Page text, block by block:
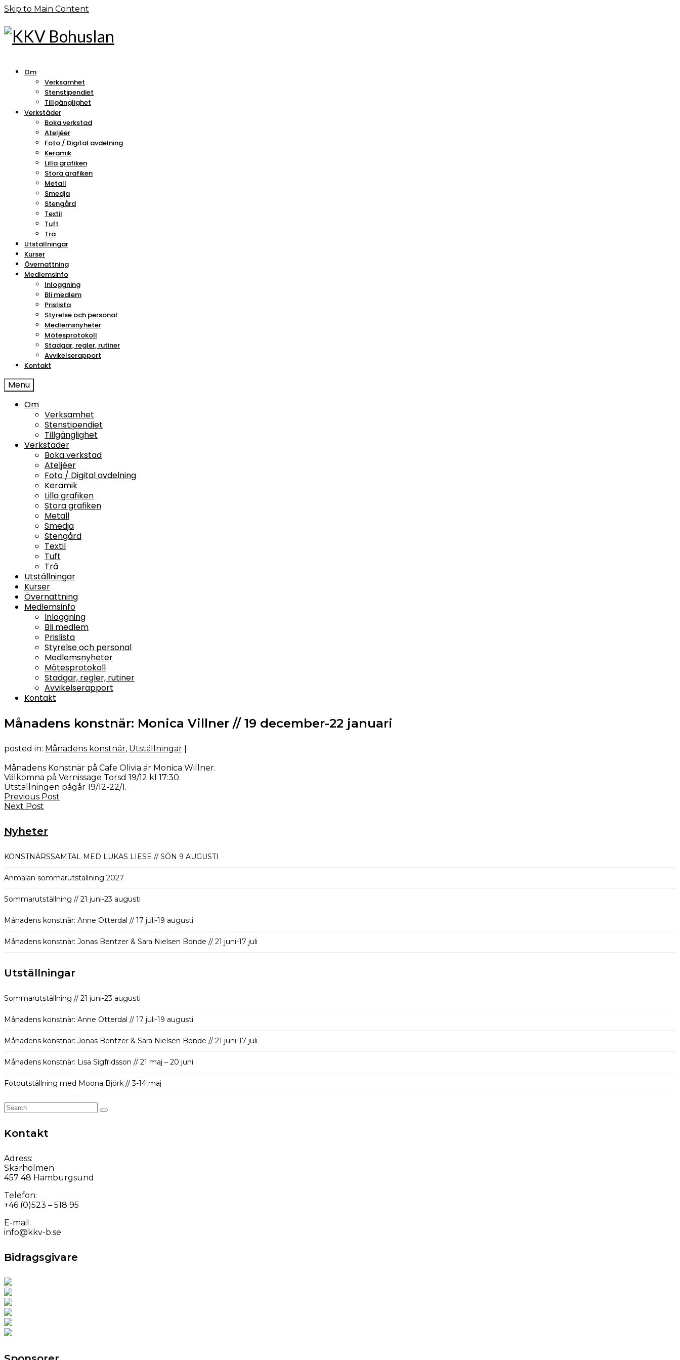
Skip to Main Content
Om
Verksamhet
Stenstipendiet
Tillgänglighet
Verkstäder
Boka verkstad
Ateljéer
Foto / Digital avdelning
Keramik
Lilla grafiken
Stora grafiken
Metall
Smedja
Stengård
Textil
Tuft
Trä
Utställningar
Kurser
Övernattning
Medlemsinfo
Inloggning
Bli medlem
Prislista
Styrelse och personal
Medlemsnyheter
Mötesprotokoll
Stadgar, regler, rutiner
Avvikelserapport
Kontakt
Menu
Om
Verksamhet
Stenstipendiet
Tillgänglighet
Verkstäder
Boka verkstad
Ateljéer
Foto / Digital avdelning
Keramik
Lilla grafiken
Stora grafiken
Metall
Smedja
Stengård
Textil
Tuft
Trä
Utställningar
Kurser
Övernattning
Medlemsinfo
Inloggning
Bli medlem
Prislista
Styrelse och personal
Medlemsnyheter
Mötesprotokoll
Stadgar, regler, rutiner
Avvikelserapport
Kontakt
Månadens konstnär: Monica Villner // 19 december-22 januari
posted in: Månadens konstnär, Utställningar
Månadens Konstnär på Cafe Olivia är Monica Willner.
Välkomna på Vernissage Torsd 19/12 kl 17:30.
Utställningen pågår 19/12-22/1.
Previous Post
Next Post
Nyheter
KONSTNÄRSSAMTAL MED LUKAS LIESE // SÖN 9 AUGUSTI
Anmälan sommarutställning 2027
Sommarutställning // 21 juni-23 augusti
Månadens konstnär: Anne Otterdal // 17 juli-19 augusti
Månadens konstnär: Jonas Bentzer & Sara Nielsen Bonde // 21 juni-17 juli
Utställningar
Sommarutställning // 21 juni-23 augusti
Månadens konstnär: Anne Otterdal // 17 juli-19 augusti
Månadens konstnär: Jonas Bentzer & Sara Nielsen Bonde // 21 juni-17 juli
Månadens konstnär: Lisa Sigfridsson // 21 maj – 20 juni
Fotoutställning med Moona Björk // 3-14 maj
Search
for:
Kontakt
Adress:
Skärholmen
457 48 Hamburgsund
Telefon:
+46 (0)523 – 518 95
E-mail:
info@kkv-b.se
Bidragsgivare